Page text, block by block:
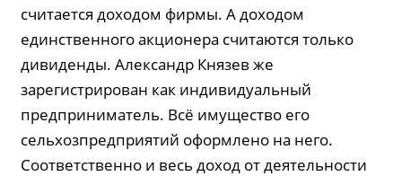
считается доходом фирмы. А доходом
единственного акционера считаются только
дивиденды. Александр Князев же
зарегистрирован как индивидуальный
предприниматель. Всё имущество его
сельхозпредприятий оформлено на него.
Соответственно и весь доход от деятельности